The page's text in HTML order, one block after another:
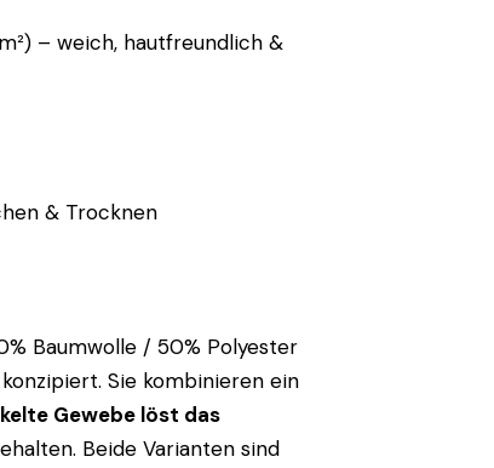
– weich, hautfreundlich &
& Trocknen
Baumwolle / 50% Polyester
konzipiert. Sie kombinieren ein
Gewebe löst das
Beide Varianten sind